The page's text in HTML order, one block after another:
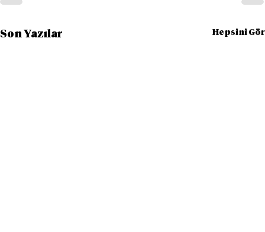
Son Yazılar Hepsini Gör